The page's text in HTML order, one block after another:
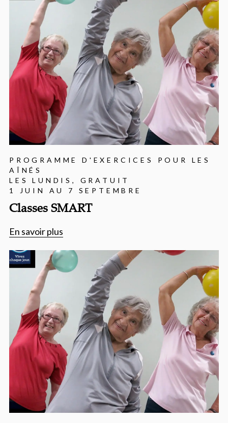
PROGRAMME D'EXERCICES POUR LES
AÎNÉS
LES LUNDIS, GRATUIT
1 JUIN AU 7 SEPTEMBRE
Classes SMART
En savoir plus